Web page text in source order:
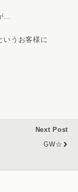
…
うお客様に
Next Post
GW☆